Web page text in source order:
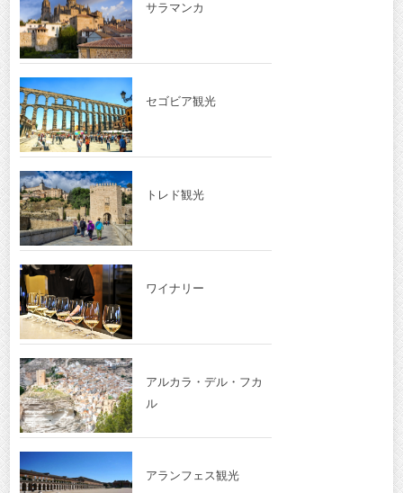
サラマンカ
セゴビア観光
トレド観光
ワイナリー
アルカラ・デル・フカ
ル
アランフェス観光